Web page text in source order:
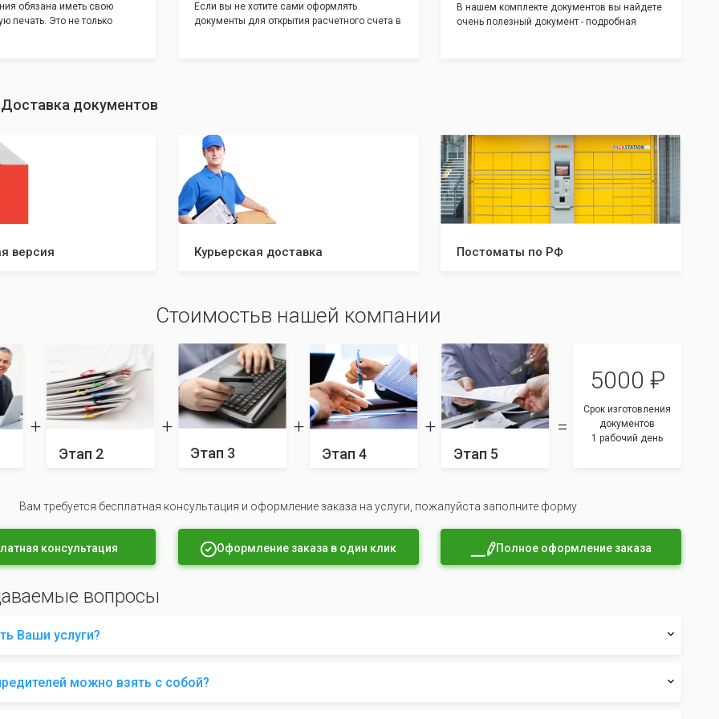
обязана иметь свою
печать. Это не только
из нашего каталога.
Если вы не хотите сами оформлять
документы для открытия расчетного счета в
В нашем комплекте документов вы найдете
очень полезный документ - подробная
случае отказа. С данной инструкцией вы
будете знать все шаги, что даст вам
уверенность в прохождении регистрации
вашей компании!
документов
версия Курьерская доставка Постоматы по РФ
Стоимостьв нашей компании
Этап 2 Этап 3 Этап 4 Этап 5
5000 ₽
Срок изготовления
документов
1 рабочий день
Вам требуется бесплатная консультация и оформление заказа на услуги, пожалуйста заполните форму
консультация Оформление заказа в один клик Полное оформление заказа
вопросы
Ваши услуги?
можно взять с собой?